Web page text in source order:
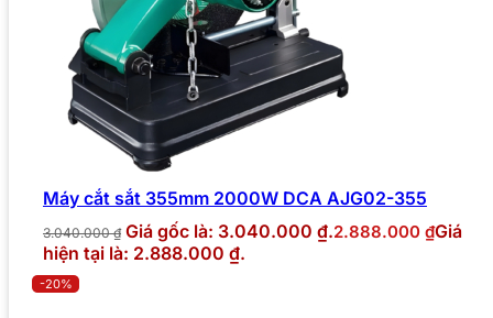
Máy cắt sắt 355mm 2000W DCA AJG02-355
3.040.000₫ Giá gốc là: 3.040.000 ₫.2.888.000 ₫Giá
hiện tại là: 2.888.000 ₫.
-20%